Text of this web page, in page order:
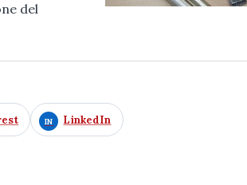
del
LinkedIn